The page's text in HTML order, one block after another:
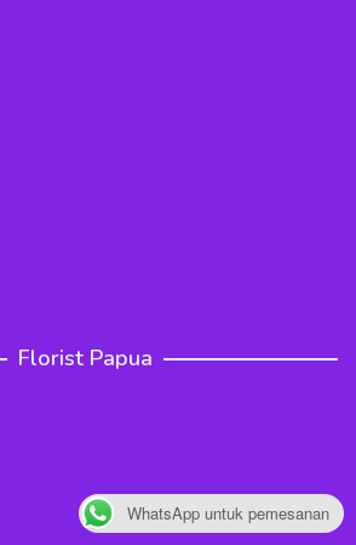
Florist Papua
WhatsApp untuk pemesanan